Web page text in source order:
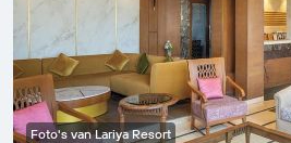
Foto's van Lariya Resort